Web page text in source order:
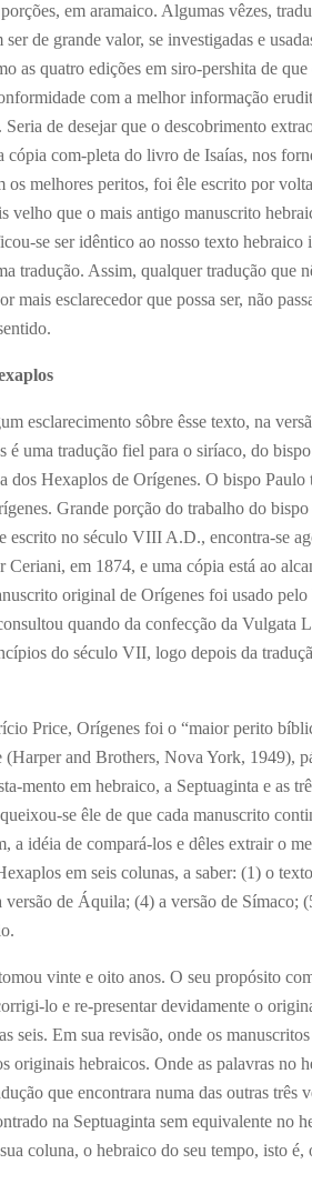
em aramaico. Algumas vêzes,
de grande valor, se investigadas e
as quatro edições em siro-pershita de
com a melhor informação
de desejar que o descobrimento
cópia com-pleta do livro de Isaías, nos
os melhores peritos, foi êle escrito por
velho que o mais antigo manuscrito
se ser idêntico ao nosso texto hebraico
tradução. Assim, qualquer tradução que
mais esclarecedor que possa ser, não
esclarecimento sôbre êsse texto, na
é uma tradução fiel para o siríaco, do
dos Hexaplos de Orígenes. O bispo
Grande porção do trabalho do
escrito no século VIII A.D., encontra-se
em 1874, e uma cópia está ao
original de Orígenes foi usado
quando da confecção da Vulgata
do século VII, logo depois da
Price, Orígenes foi o “maior perito
and Brothers, Nova York, 1949),
mento em hebraico, a Septuaginta e as
se êle de que cada manuscrito
a idéia de compará-los e dêles extrair o
em seis colunas, a saber: (1) o
versão de Áquila; (4) a versão de Símaco;
vinte e oito anos. O seu propósito
lo e re-presentar devidamente o
seis. Em sua revisão, onde os
originais hebraicos. Onde as palavras no
que encontrara numa das outras três
na Septuaginta sem equivalente no
coluna, o hebraico do seu tempo, isto